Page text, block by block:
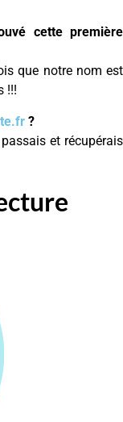
cette première
que notre nom est
!!!
?
et récupérais